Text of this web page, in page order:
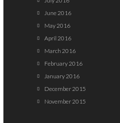
June 2016
May 2016
April 2016
March 2016
February 2016
January 2016
December 2015
November 2015